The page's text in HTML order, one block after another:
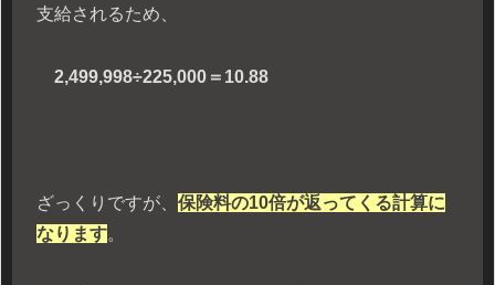
支給されるため、
2,499,998÷225,000＝10.88
ざっくりですが、 保険料の10倍が返ってくる計算に
なります。